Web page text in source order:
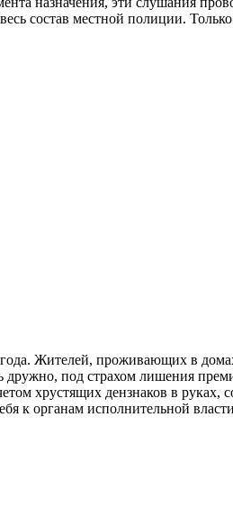
состав местной полиции.
года. Жителей, проживающих в
под страхом лишения
хрустящих дензнаков в руках,
к органам исполнительной